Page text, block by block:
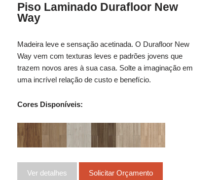
Piso Laminado Durafloor New
Way
Madeira leve e sensação acetinada. O Durafloor New
Way vem com texturas leves e padrões jovens que
trazem novos ares à sua casa. Solte a imaginação em
uma incrível relação de custo e benefício.
Cores Disponíveis:
Ver detalhes Solicitar Orçamento